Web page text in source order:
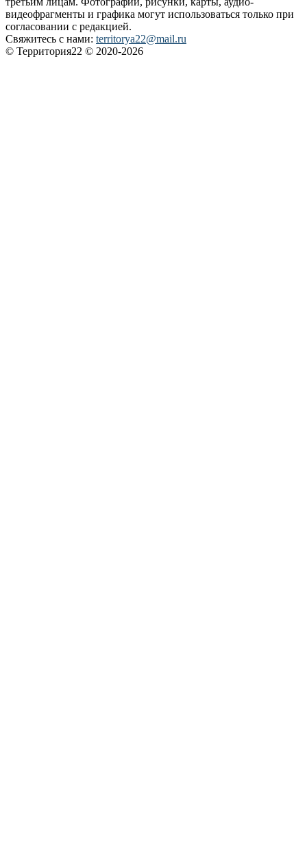
видеофрагменты и графика могут использоваться только при
согласовании с редакцией.
Свяжитесь с нами: territorya22@mail.ru
© Территория22 © 2020-2026